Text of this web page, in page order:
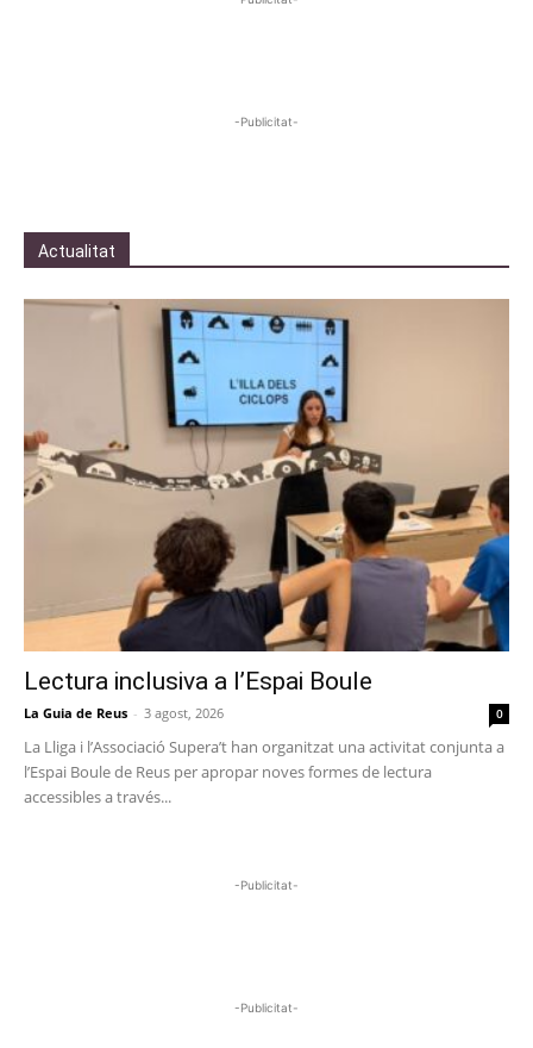
-Publicitat-
Actualitat
Lectura inclusiva a l’Espai Boule
La Guia de Reus - 3 agost, 2026 0
La Lliga i l’Associació Supera’t han organitzat una activitat conjunta a
l’Espai Boule de Reus per apropar noves formes de lectura
accessibles a través...
-Publicitat-
-Publicitat-